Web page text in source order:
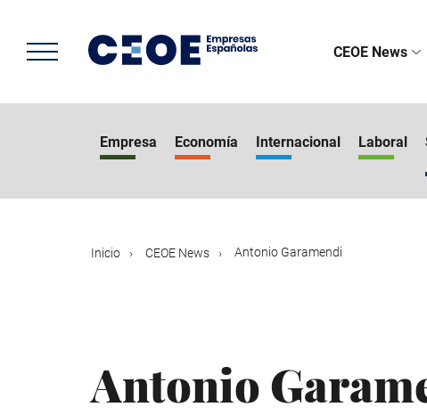
contenido
principal
CEOE News
Empresa Economía Internacional Laboral
Inicio CEOE News Antonio Garamendi
Antonio